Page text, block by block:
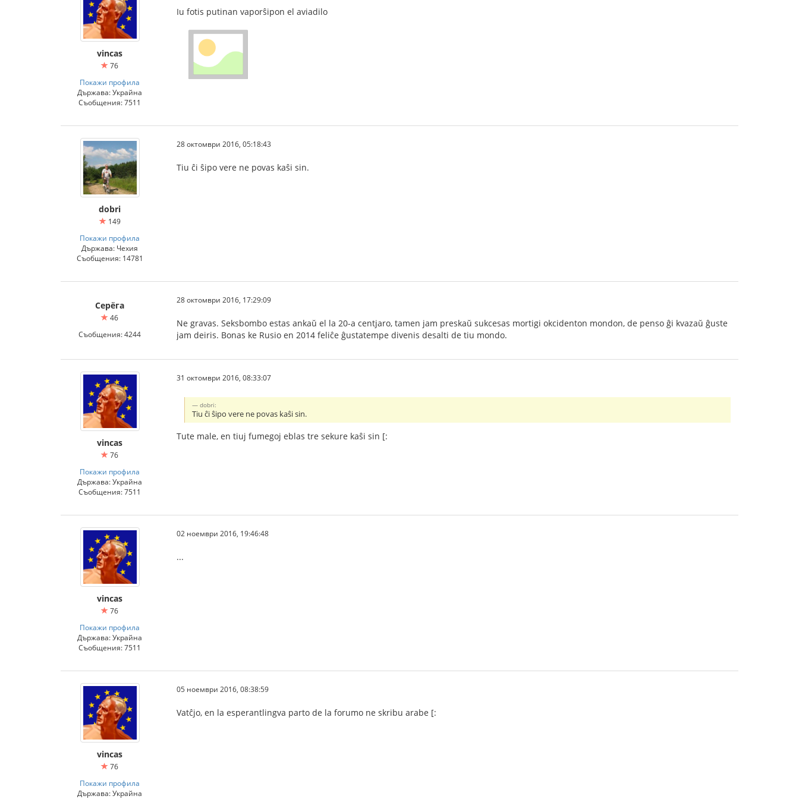
vincas
76
Покажи профила
Държава: Украйна
Съобщения: 7511
Iu fotis putinan vaporŝipon el aviadilo
dobri
149
Покажи профила
Държава: Чехия
Съобщения: 14781
28 октомври 2016, 05:18:43
Tiu ĉi ŝipo vere ne povas kaŝi sin.
Серёга
46
Съобщения: 4244
28 октомври 2016, 17:29:09
Ne gravas. Seksbombo estas ankaŭ el la 20-a centjaro, tamen jam preskaŭ sukcesas mortigi okcidenton mondon, de penso ĝi kvazaŭ ĝuste
jam deiris. Bonas ke Rusio en 2014 feliĉe ĝustatempe divenis desalti de tiu mondo.
vincas
76
Покажи профила
Държава: Украйна
Съобщения: 7511
31 октомври 2016, 08:33:07
dobri:
Tiu ĉi ŝipo vere ne povas kaŝi sin.
Tute male, en tiuj fumegoj eblas tre sekure kaŝi sin [:
vincas
76
Покажи профила
Държава: Украйна
Съобщения: 7511
02 ноември 2016, 19:46:48
...
vincas
76
Покажи профила
Държава: Украйна
05 ноември 2016, 08:38:59
Vatĉjo, en la esperantlingva parto de la forumo ne skribu arabe [: